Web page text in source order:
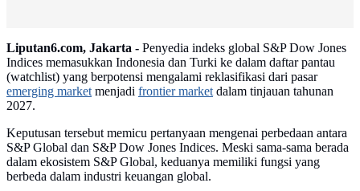
Liputan6.com, Jakarta - Penyedia indeks global S&P Dow Jones
Indices memasukkan Indonesia dan Turki ke dalam daftar pantau
(watchlist) yang berpotensi mengalami reklasifikasi dari pasar
emerging marketmenjadi frontier marketdalam tinjauan tahunan
2027.
Keputusan tersebut memicu pertanyaan mengenai perbedaan antara
S&P Global dan S&P Dow Jones Indices. Meski sama-sama berada
dalam ekosistem S&P Global, keduanya memiliki fungsi yang
berbeda dalam industri keuangan global.